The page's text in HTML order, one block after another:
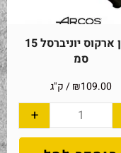
סכין ארקוס יוניברסל 15
סמ
₪109.00 / ק"ג
+